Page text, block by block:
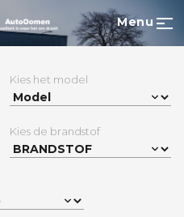
Menu
Kies het model
Kies de brandstof